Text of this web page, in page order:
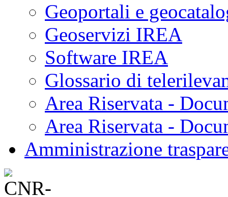
Geoportali e
Geoservizi IREA
Software IREA
Glossario di
Area Riservata -
Area Riservata -
Amministrazione